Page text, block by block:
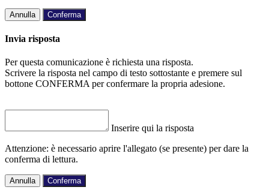
Annulla Conferma
Invia risposta
Per questa comunicazione è richiesta una risposta.
Scrivere la risposta nel campo di testo sottostante e premere sul
bottone CONFERMA per confermare la propria adesione.
Inserire qui la risposta
Attenzione: è necessario aprire l'allegato (se presente) per dare la
conferma di lettura.
Annulla Conferma